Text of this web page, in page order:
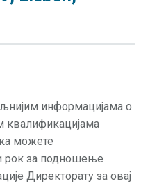
информацијама о
квалификацијама
можете
рок за подношење
Директорату за овај